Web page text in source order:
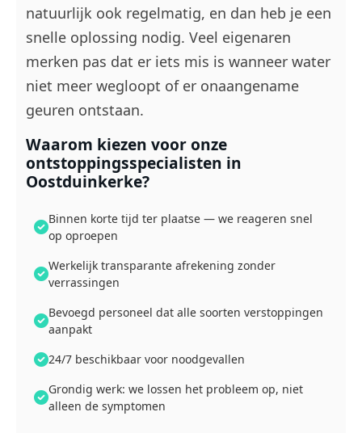
natuurlijk ook regelmatig, en dan heb je een
snelle oplossing nodig. Veel eigenaren
merken pas dat er iets mis is wanneer water
niet meer wegloopt of er onaangename
geuren ontstaan.
Waarom kiezen voor onze
ontstoppingsspecialisten in
Oostduinkerke?
Binnen korte tijd ter plaatse — we reageren snel
op oproepen
Werkelijk transparante afrekening zonder
verrassingen
Bevoegd personeel dat alle soorten verstoppingen
aanpakt
24/7 beschikbaar voor noodgevallen
Grondig werk: we lossen het probleem op, niet
alleen de symptomen